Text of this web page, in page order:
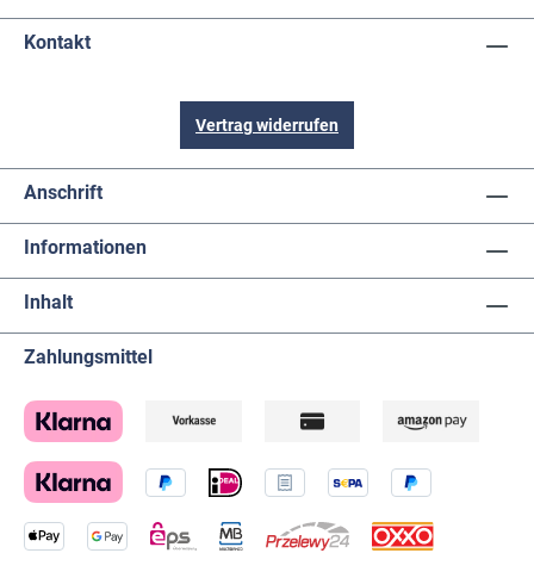
Kontakt
Vertrag widerrufen
Anschrift
Informationen
Inhalt
Zahlungsmittel